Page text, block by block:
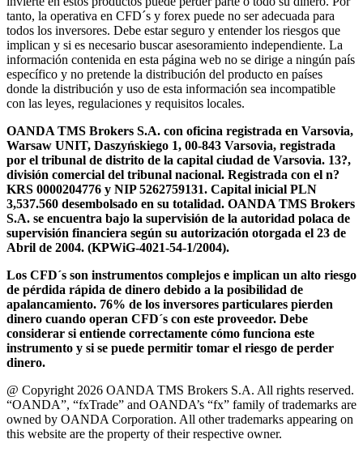
tanto, la operativa en CFD´s y forex puede no ser adecuada para
todos los inversores. Debe estar seguro y entender los riesgos que
implican y si es necesario buscar asesoramiento independiente. La
información contenida en esta página web no se dirige a ningún país
específico y no pretende la distribución del producto en países
donde la distribución y uso de esta información sea incompatible
con las leyes, regulaciones y requisitos locales.
OANDA TMS Brokers S.A. con oficina registrada en Varsovia,
Warsaw UNIT, Daszyńskiego 1, 00-843 Varsovia, registrada
por el tribunal de distrito de la capital ciudad de Varsovia. 13?,
división comercial del tribunal nacional. Registrada con el n?
KRS 0000204776 y NIP 5262759131. Capital inicial PLN
3,537.560 desembolsado en su totalidad. OANDA TMS Brokers
S.A. se encuentra bajo la supervisión de la autoridad polaca de
supervisión financiera según su autorización otorgada el 23 de
Abril de 2004. (KPWiG-4021-54-1/2004).
Los CFD´s son instrumentos complejos e implican un alto riesgo
de pérdida rápida de dinero debido a la posibilidad de
apalancamiento. 76% de los inversores particulares pierden
dinero cuando operan CFD´s con este proveedor. Debe
considerar si entiende correctamente cómo funciona este
instrumento y si se puede permitir tomar el riesgo de perder
dinero.
@ Copyright 2026 OANDA TMS Brokers S.A. All rights reserved.
“OANDA”, “fxTrade” and OANDA’s “fx” family of trademarks are
owned by OANDA Corporation. All other trademarks appearing on
this website are the property of their respective owner.